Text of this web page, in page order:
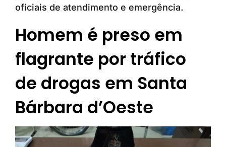
oficiais de atendimento e emergência.
Homem é preso em
flagrante por tráfico
de drogas em Santa
Bárbara d’Oeste